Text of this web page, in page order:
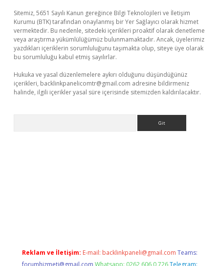
Sitemiz, 5651 Sayılı Kanun gereğince Bilgi Teknolojileri ve İletişim
Kurumu (BTK) tarafından onaylanmış bir Yer Sağlayıcı olarak hizmet
vermektedir. Bu nedenle, sitedeki içerikleri proaktif olarak denetleme
veya araştırma yükümlülüğümüz bulunmamaktadır. Ancak, üyelerimiz
yazdıkları içeriklerin sorumluluğunu taşımakta olup, siteye üye olarak
bu sorumluluğu kabul etmiş sayılırlar.
Hukuka ve yasal düzenlemelere aykırı olduğunu düşündüğünüz
içerikleri, backlinkpanelicomtr@gmail.com adresine bildirmeniz
halinde, ilgili içerikler yasal süre içerisinde sitemizden kaldırılacaktır.
Reklam ve İletişim: E-mail: backlinkpaneli@gmail.com Teams:
forumhizmeti@gmail.com Whatsapp: 0262 606 0 726 Telegram: